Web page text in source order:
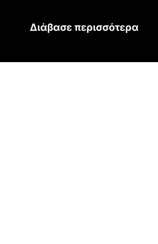
Διάβασε περισσότερα